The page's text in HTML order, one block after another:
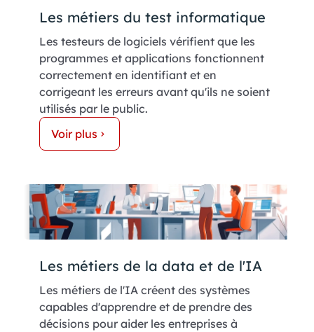
Les métiers du test informatique
Les testeurs de logiciels vérifient que les
programmes et applications fonctionnent
correctement en identifiant et en
corrigeant les erreurs avant qu'ils ne soient
utilisés par le public.
Voir plus
Les métiers de la data et de l'IA
Les métiers de l'IA créent des systèmes
capables d'apprendre et de prendre des
décisions pour aider les entreprises à